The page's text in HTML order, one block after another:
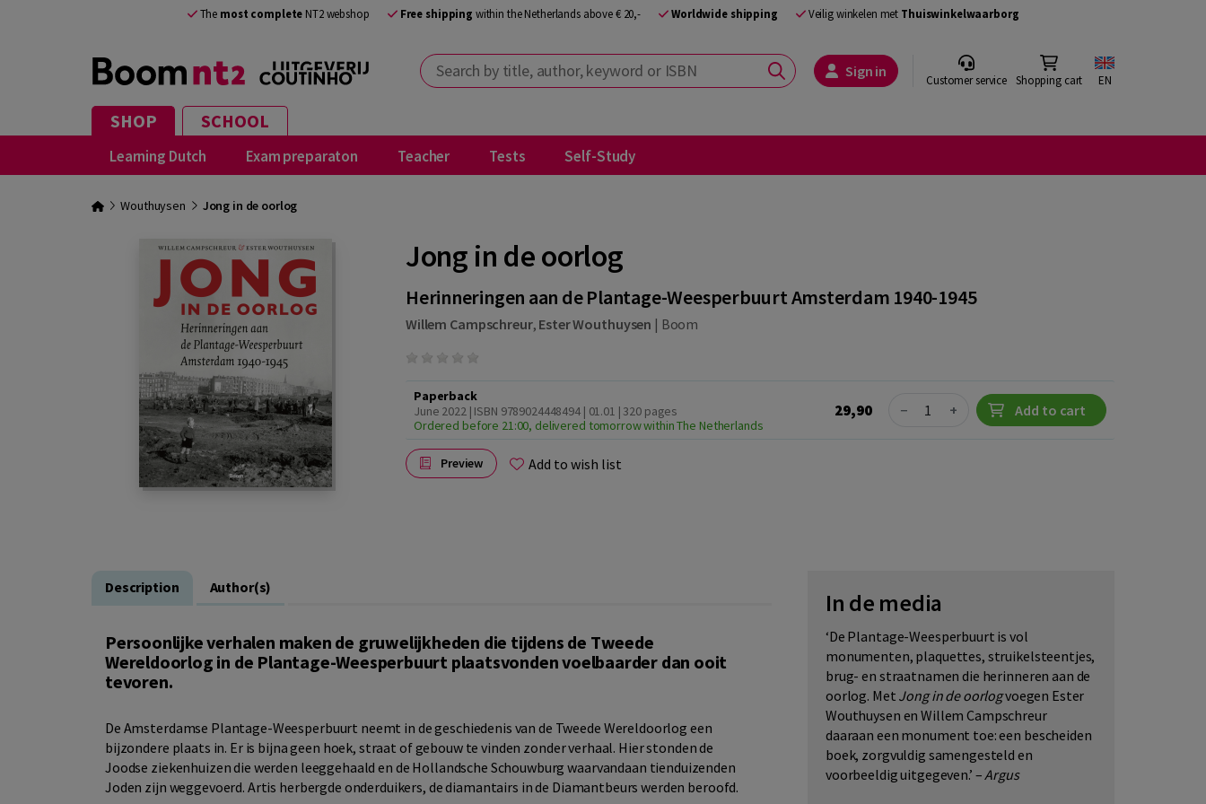
The most complete NT2 webshop Free shipping within the Netherlands above € 20,- Worldwide shipping Veilig winkelen met Thuiswinkelwaarborg
Search by title, author, keyword or ISBN Sign in Customer service Shopping cart EN
SHOP SCHOOL
Learning Dutch Exam preparaton Teacher Tests Self-Study
Wouthuysen Jong in de oorlog
Jong in de oorlog
Herinneringen aan de Plantage-Weesperbuurt Amsterdam 1940-1945
Willem Campschreur, Ester Wouthuysen | Boom
Paperback
June 2022 | ISBN 9789024448494 | 01.01 | 320 pages
Ordered before 21:00, delivered tomorrow within The Netherlands
29,90 Quantity
− + Add to cart
Preview Add to wish list
Description Author(s)
Persoonlijke verhalen maken de gruwelijkheden die tijdens de Tweede
Wereldoorlog in de Plantage-Weesperbuurt plaatsvonden voelbaarder dan ooit
tevoren.
De Amsterdamse Plantage-Weesperbuurt neemt in de geschiedenis van de Tweede Wereldoorlog een
bijzondere plaats in. Er is bijna geen hoek, straat of gebouw te vinden zonder verhaal. Hier stonden de
Joodse ziekenhuizen die werden leeggehaald en de Hollandsche Schouwburg waarvandaan tienduizenden
Joden zijn weggevoerd. Artis herbergde onderduikers, de diamantairs in de Diamantbeurs werden beroofd.
In de media
‘De Plantage-Weesperbuurt is vol
monumenten, plaquettes, struikelsteentjes,
brug- en straatnamen die herinneren aan de
oorlog. Met Jong in de oorlogvoegen Ester
Wouthuysen en Willem Campschreur
daaraan een monument toe: een bescheiden
boek, zorgvuldig samengesteld en
voorbeeldig uitgegeven.’ –Argus